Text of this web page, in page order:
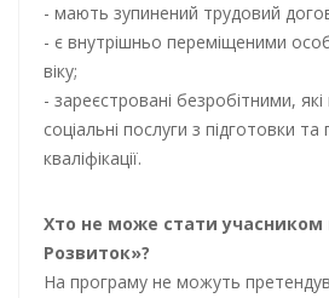
- мають зупинений трудовий
- є внутрішньо переміщеними
віку;
- зареєстровані безробітними,
соціальні послуги з підготовки
кваліфікації.
Хто не може стати учасником
Розвиток»?
На програму не можуть